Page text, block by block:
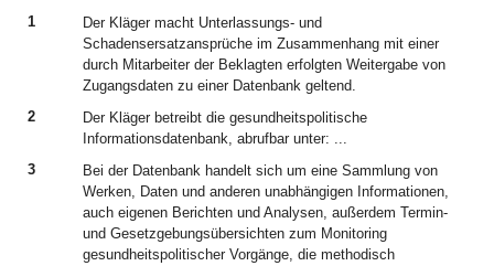
1
Der Kläger macht Unterlassungs- und
Schadensersatzansprüche im Zusammenhang mit einer
durch Mitarbeiter der Beklagten erfolgten Weitergabe von
Zugangsdaten zu einer Datenbank geltend.
2
Der Kläger betreibt die gesundheitspolitische
Informationsdatenbank, abrufbar unter: ...
3
Bei der Datenbank handelt sich um eine Sammlung von
Werken, Daten und anderen unabhängigen Informationen,
auch eigenen Berichten und Analysen, außerdem Termin-
und Gesetzgebungsübersichten zum Monitoring
gesundheitspolitischer Vorgänge, die methodisch